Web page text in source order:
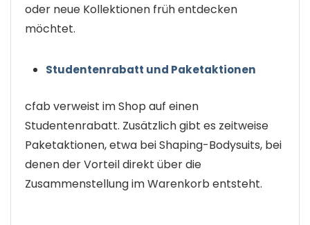
oder neue Kollektionen früh entdecken
möchtet.
Studentenrabatt und Paketaktionen
cfab verweist im Shop auf einen
Studentenrabatt. Zusätzlich gibt es zeitweise
Paketaktionen, etwa bei Shaping-Bodysuits, bei
denen der Vorteil direkt über die
Zusammenstellung im Warenkorb entsteht.